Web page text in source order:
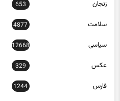
زنجان 653
سلامت 4877
سیاسی 12668
عکس 329
فارس 1244